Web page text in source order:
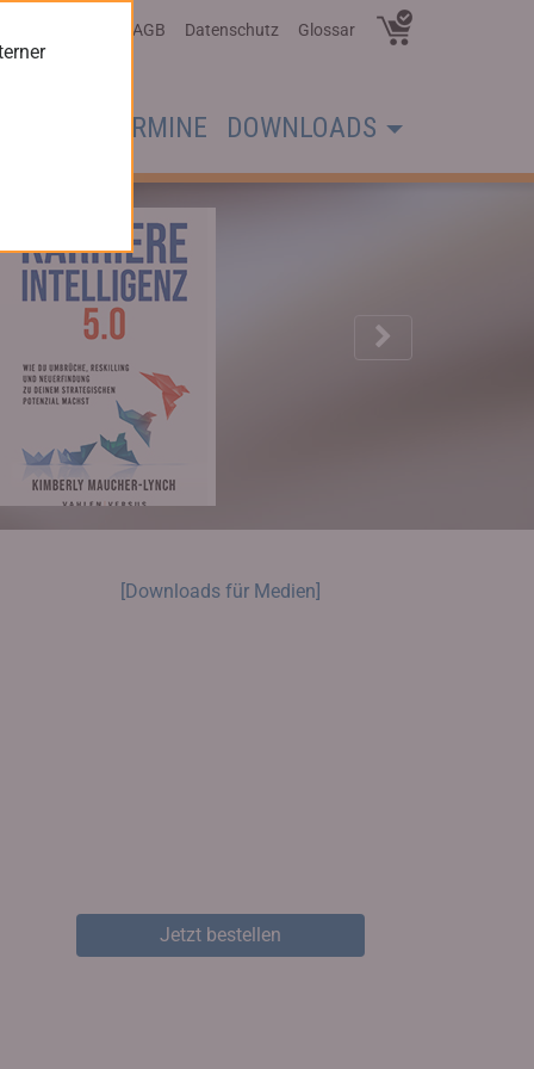
AGB Datenschutz Glossar
TERMINE DOWNLOADS
[Downloads für Medien]
Jetzt bestellen